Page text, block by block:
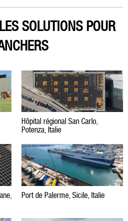
SOLUTIONS POUR
Hôpital régional San Carlo,
Potenza, Italie
Port de Palerme, Sicile, Italie